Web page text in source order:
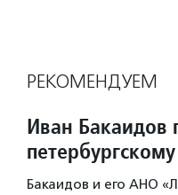
РЕКОМЕНДУЕМ
Иван Бакаидов
Бакаидов и его АНО